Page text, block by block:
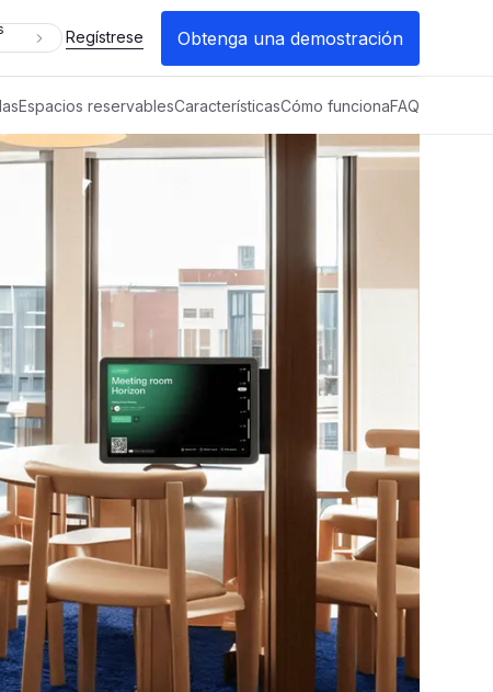
Regístrese Obtenga una demostración
Espacios reservablesCaracterísticasCómo funcionaFAQ